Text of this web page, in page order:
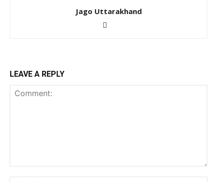
Jago Uttarakhand
LEAVE A REPLY